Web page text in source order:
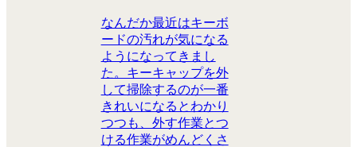
なんだか最近はキーボ
ードの汚れが気になる
ようになってきまし
た。キーキャップを外
して掃除するのが一番
きれいになるとわかり
つつも、外す作業とつ
ける作業がめんどくさ